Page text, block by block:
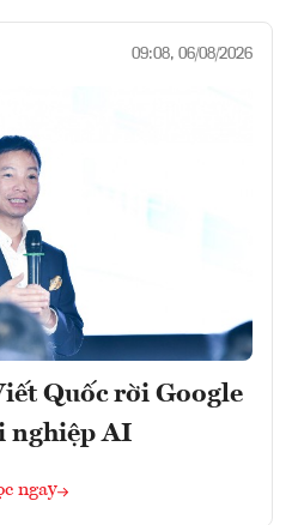
09:08, 06/08/2026
Quốc rời Google
nghiệp AI
ngay